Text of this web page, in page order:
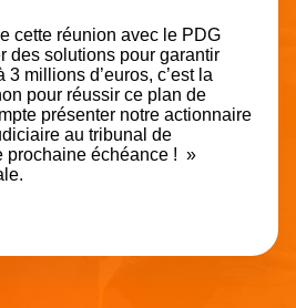
cette réunion avec le PDG
des solutions pour garantir
millions d’euros, c’est la
pour réussir ce plan de
présenter notre actionnaire
au tribunal de
prochaine échéance ! »